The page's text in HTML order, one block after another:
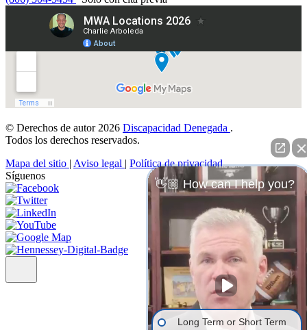
© Derechos de autor 2026 Discapacidad Denegada .
Todos los derechos reservados.
Mapa del sitio | Aviso legal | Política de privacidad
Síguenos
👋🏼 How can I help you?
Long Term or Short Term